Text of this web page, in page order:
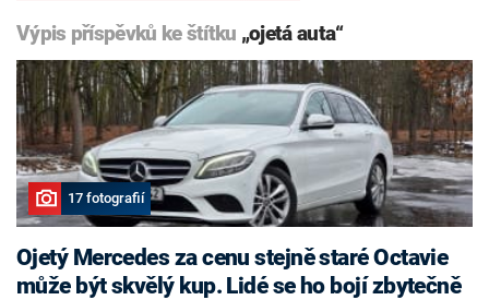
Výpis příspěvků ke štítku „ojetá auta“
17 fotografií
Ojetý Mercedes za cenu stejně staré Octavie
může být skvělý kup. Lidé se ho bojí zbytečně